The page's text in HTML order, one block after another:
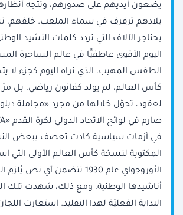
يضعون أيديهم على صدورهم، وتتجه
بلادهم ترفرف في سماء الملعب. خلفهم،
بحناجر الآلاف التي تردد كلمات النشيد
اليوم الأقوى عاطفيًّا في عالم الساحرة
الطقس المهيب، الذي نراه اليوم كجزء لا
كأس العالم، لم يولد كقانون رياضي، بل مرّ
لعقود، تحوَّل خلالها من مجرد «مجاملة
في أزمات سياسية كادت تعصف ببعض
المكتوبة لنسخة كأس العالم الأولى التي
الأوروجواي عام 1930 تتضمن أي
أناشيدها الوطنية، ومع ذلك، شهدت تلك
البداية الفعليّة لهذا التقليد. استعارت